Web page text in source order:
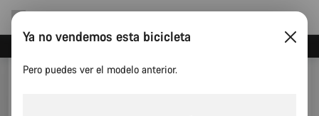
Ya no vendemos esta bicicleta
Pero puedes ver el modelo anterior.